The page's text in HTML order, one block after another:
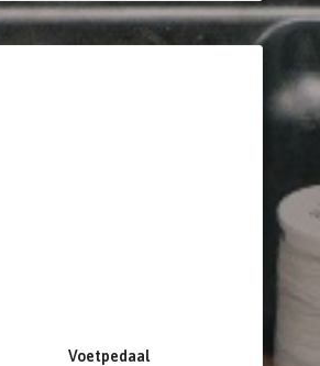
Voetpedaal